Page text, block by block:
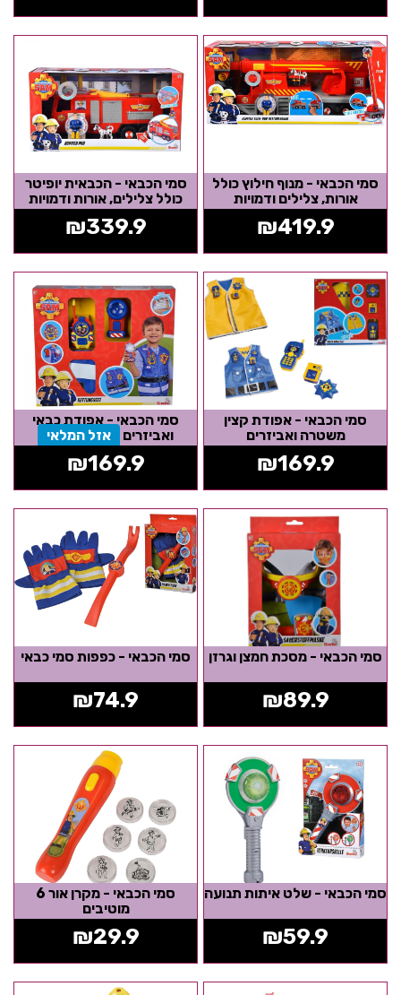
סמי הכבאי - מנוף חילוץ כולל
אורות, צלילים ודמויות
₪419.9
סמי הכבאי - הכבאית יופיטר
כולל צלילים, אורות ודמויות
₪339.9
סמי הכבאי - אפודת קצין
משטרה ואביזרים
₪169.9
סמי הכבאי - אפודת כבאי
ואביזרים
אזל המלאי
₪169.9
סמי הכבאי - מסכת חמצן וגרזן
₪89.9
סמי הכבאי - כפפות סמי כבאי
₪74.9
סמי הכבאי - שלט איתות תנועה
₪59.9
סמי הכבאי - מקרן אור 6
מוטיבים
₪29.9